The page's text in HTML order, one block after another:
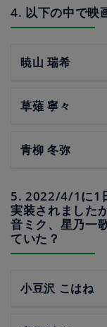
4. 以下の中で映
暁山 瑞希
草薙 寧々
青柳 冬弥
5. 2022/4/1に1
実装されました
音ミク、星乃一
ていた？
小豆沢 こはね